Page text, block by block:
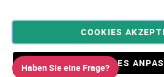
Privatsphäre und Datenschutz
Allgemeine Geschäftsbedingungen AGB
Impressum
Haben Sie eine Frage?
COOKIES
COOKIES